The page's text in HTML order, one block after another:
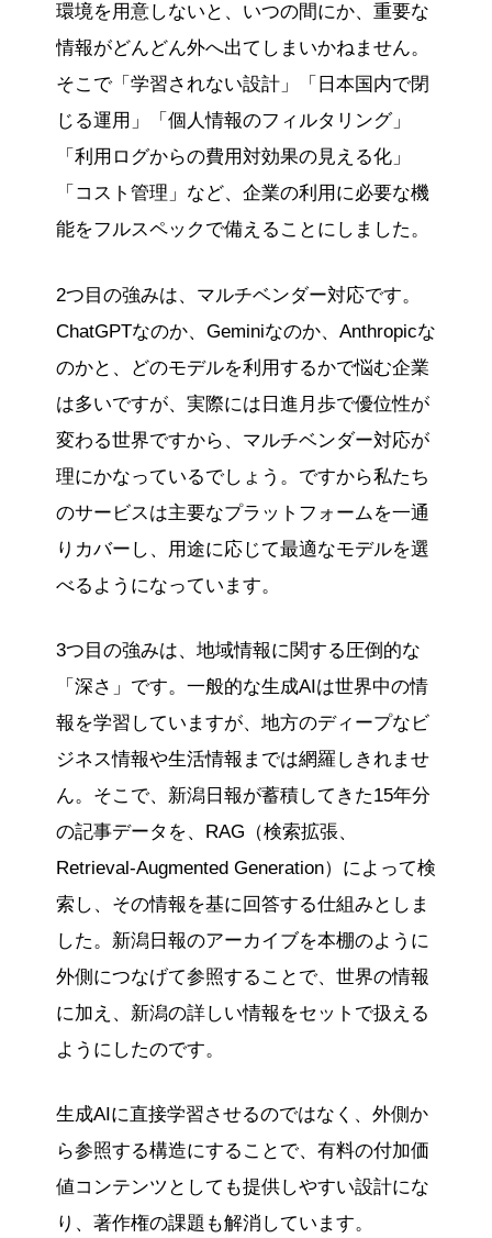
環境を用意しないと、いつの間にか、重要な
情報がどんどん外へ出てしまいかねません。
そこで「学習されない設計」「日本国内で閉
じる運用」「個人情報のフィルタリング」
「利用ログからの費用対効果の見える化」
「コスト管理」など、企業の利用に必要な機
能をフルスペックで備えることにしました。
2つ目の強みは、マルチベンダー対応です。
ChatGPTなのか、Geminiなのか、Anthropicな
のかと、どのモデルを利用するかで悩む企業
は多いですが、実際には日進月歩で優位性が
変わる世界ですから、マルチベンダー対応が
理にかなっているでしょう。ですから私たち
のサービスは主要なプラットフォームを一通
りカバーし、用途に応じて最適なモデルを選
べるようになっています。
3つ目の強みは、地域情報に関する圧倒的な
「深さ」です。一般的な生成AIは世界中の情
報を学習していますが、地方のディープなビ
ジネス情報や生活情報までは網羅しきれませ
ん。そこで、新潟日報が蓄積してきた15年分
の記事データを、RAG（検索拡張、
Retrieval-Augmented Generation）によって検
索し、その情報を基に回答する仕組みとしま
した。新潟日報のアーカイブを本棚のように
外側につなげて参照することで、世界の情報
に加え、新潟の詳しい情報をセットで扱える
ようにしたのです。
生成AIに直接学習させるのではなく、外側か
ら参照する構造にすることで、有料の付加価
値コンテンツとしても提供しやすい設計にな
り、著作権の課題も解消しています。